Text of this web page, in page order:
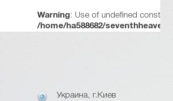
Warning: Use of undefined constant
/home/ha588682/
Украина, г.Киев